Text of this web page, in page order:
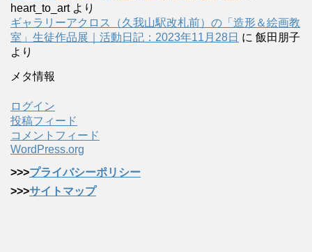
heart_to_artより
ギャラリーアクロス（久我山駅改札前）の「造形＆絵画教
室」生徒作品展｜活動日記：2023年11月28日 に 飯田朋子
より
メタ情報
ログイン
投稿フィード
コメントフィード
WordPress.org
>>>プライバシーポリシー
>>>サイトマップ